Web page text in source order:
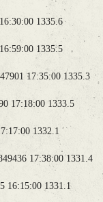
1335.6
1335.5
17:35:00 1335.3
1333.5
1332.1
17:38:00 1331.4
1331.1